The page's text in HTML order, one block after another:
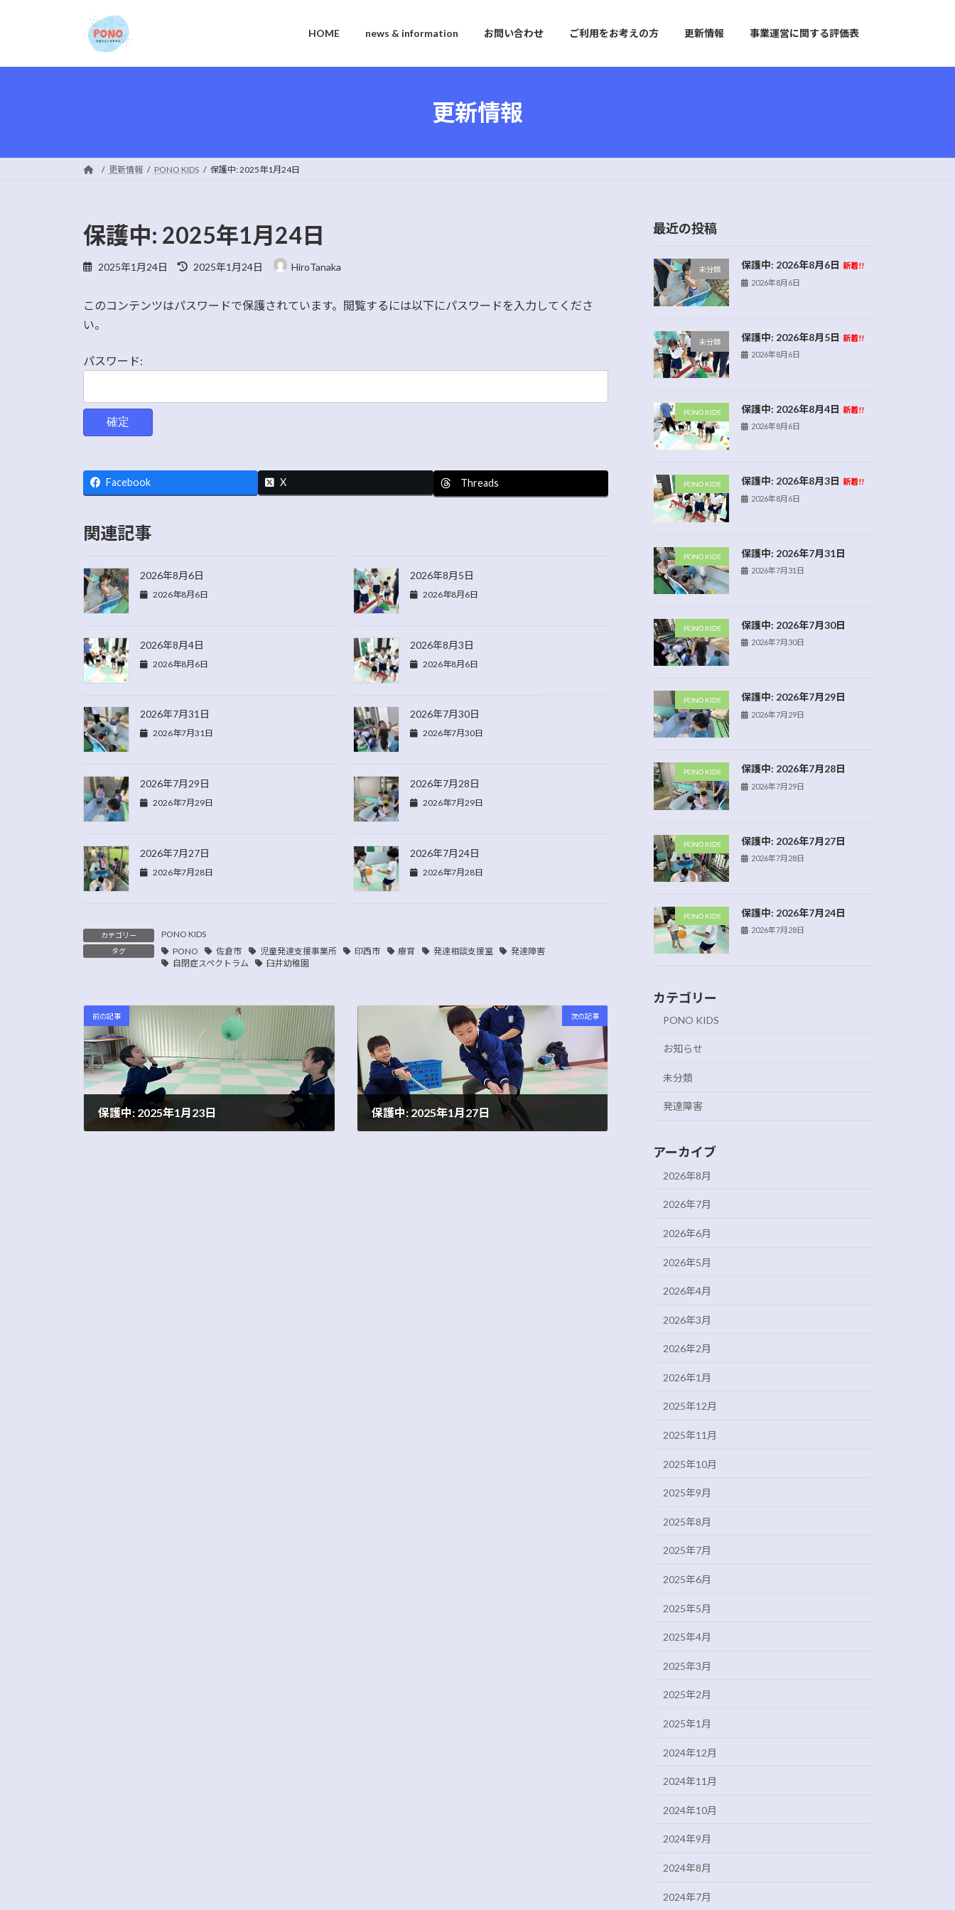
プ
動
HOME news & information お問い合わせ ご利用をお考えの方 更新情報 事業運営に関する評価表
更新情報
更新情報 PONO KIDS 保護中: 2025年1月24日
保護中: 2025年1月24日
2025年1月24日
最
新
2025年1月24日 HiroTanaka
このコンテンツはパスワードで保護されています。閲覧するには以下にパスワードを入力してくださ
い。
パスワード:
Facebook X Threads
関連記事
2026年8月6日
2026年8月6日
2026年8月5日
2026年8月6日
2026年8月4日
2026年8月6日
2026年8月3日
2026年8月6日
2026年7月31日
2026年7月31日
2026年7月30日
2026年7月30日
2026年7月29日
2026年7月29日
2026年7月28日
2026年7月29日
2026年7月27日
2026年7月28日
2026年7月24日
2026年7月28日
カテゴリー PONO KIDS
タグ PONO 佐倉市 児童発達支援事業所 印西市 療育 発達相談支援室
発達障害
自閉症スペクトラム
臼井幼稚園
前の記事
保護中: 2025年1月23日
次の記事
保護中: 2025年1月27日
最近の投稿
未分類 保護中: 2026年8月6日 新着!!
2026年8月6日
未分類 保護中: 2026年8月5日 新着!!
2026年8月6日
PONO KIDS 保護中: 2026年8月4日 新着!!
2026年8月6日
PONO KIDS 保護中: 2026年8月3日 新着!!
2026年8月6日
PONO KIDS 保護中: 2026年7月31日
2026年7月31日
PONO KIDS 保護中: 2026年7月30日
2026年7月30日
PONO KIDS 保護中: 2026年7月29日
2026年7月29日
PONO KIDS 保護中: 2026年7月28日
2026年7月29日
PONO KIDS 保護中: 2026年7月27日
2026年7月28日
PONO KIDS 保護中: 2026年7月24日
2026年7月28日
カテゴリー
PONO KIDS
お知らせ
未分類
発達障害
アーカイブ
2026年8月
2026年7月
2026年6月
2026年5月
2026年4月
2026年3月
2026年2月
2026年1月
2025年12月
2025年11月
2025年10月
2025年9月
2025年8月
2025年7月
2025年6月
2025年5月
2025年4月
2025年3月
2025年2月
2025年1月
2024年12月
2024年11月
2024年10月
2024年9月
2024年8月
2024年7月